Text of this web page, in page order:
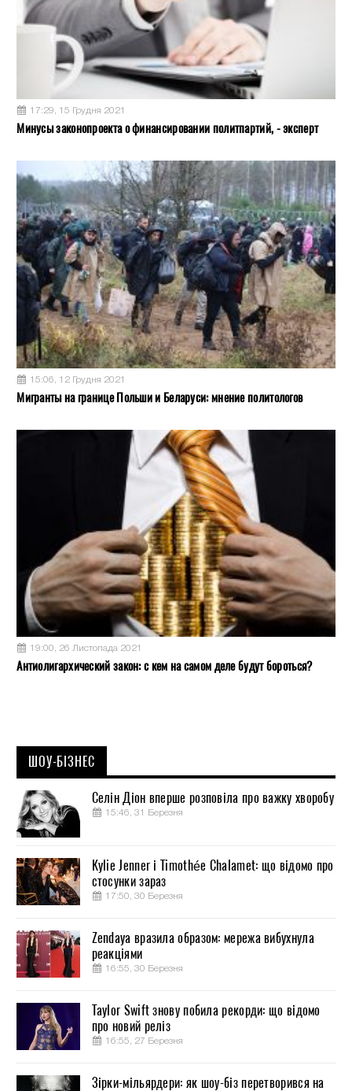
17:29, 15 Грудня 2021
Минусы законопроекта о финансировании политпартий, - эксперт
15:06, 12 Грудня 2021
Мигранты на границе Польши и Беларуси: мнение политологов
19:00, 26 Листопада 2021
Антиолигархический закон: с кем на самом деле будут бороться?
ШОУ-БІЗНЕС
Селін Діон вперше розповіла про важку хворобу
15:46, 31 Березня
Kylie Jenner і Timothée Chalamet: що відомо про
стосунки зараз
17:50, 30 Березня
Zendaya вразила образом: мережа вибухнула
реакціями
16:55, 30 Березня
Taylor Swift знову побила рекорди: що відомо
про новий реліз
16:55, 27 Березня
Зірки-мільярдери: як шоу-біз перетворився на